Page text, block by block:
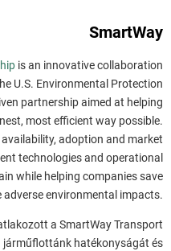
SmartWay
is an innovative collaboration
U.S. Environmental Protection
partnership aimed at helping
most efficient way possible.
adoption and market
technologies and operational
while helping companies save
environmental impacts.
a SmartWay Transport
járműflottánk hatékonyságát és